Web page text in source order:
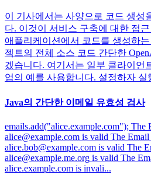
이 기사에서는 사양으로 코드 생성
다. 이것이 서비스 구축에 대한 접
애플리케이션에서 코드를 생성하
젝트의 전체 소스 코드 간단한
겠습니다. 여기서는 일부 클라이언
업의 예를 사용합니다. 설정하자 실
Java의 간단한 이메일 유효성 검사
emails.add("alice.example.com"); The
alice@example.com is valid The Email
alice.bob@example.com is valid The
alice@example.me.org is valid The
alice.example.com is invali...